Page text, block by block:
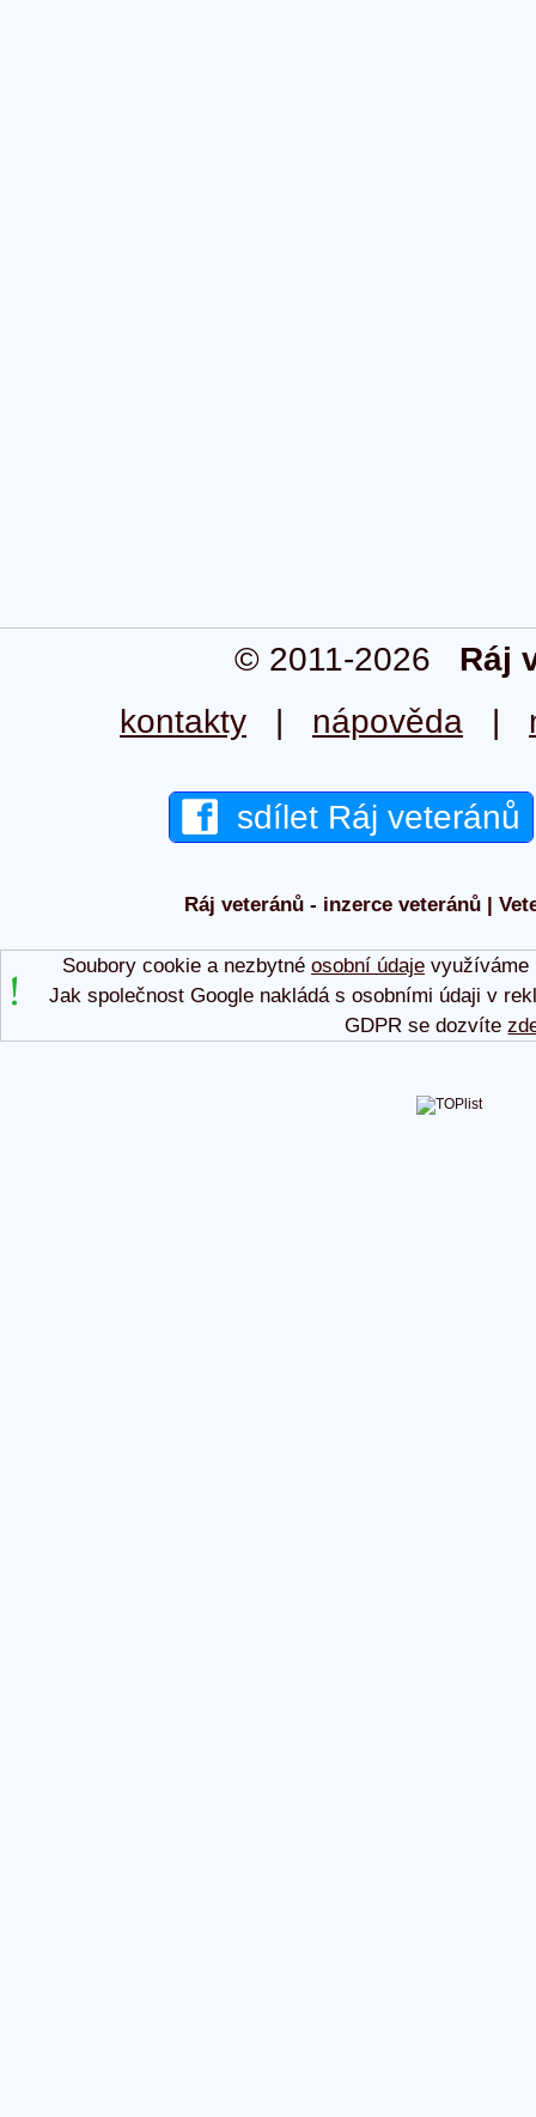
© 2011-2026 Ráj
kontakty | nápověda |
sdílet Ráj veteránů
Ráj veteránů - inzerce veteránů |
Soubory cookie a nezbytné osobní údajevyužíváme
Jak společnost Google nakládá s osobními údaji v
GDPR se dozvíte